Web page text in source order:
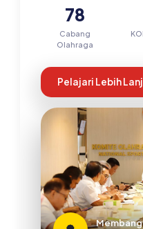
78
Cabang
Olahraga
Pelajari Lebih